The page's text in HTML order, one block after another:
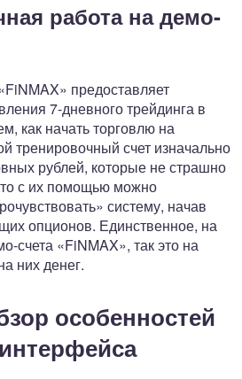
работа на демо-
предоставляет
7-дневного трейдинга в
как начать торговлю на
тренировочный счет изначально
рублей, которые не страшно
с их помощью можно
систему, начав
опционов. Единственное, на
счета «FiNMAX», так это на
них денег.
особенностей